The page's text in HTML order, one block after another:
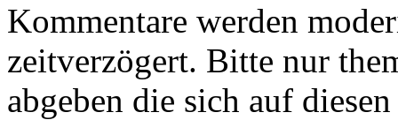
Kommentare werden
zeitverzögert. Bitte nur
abgeben die sich auf